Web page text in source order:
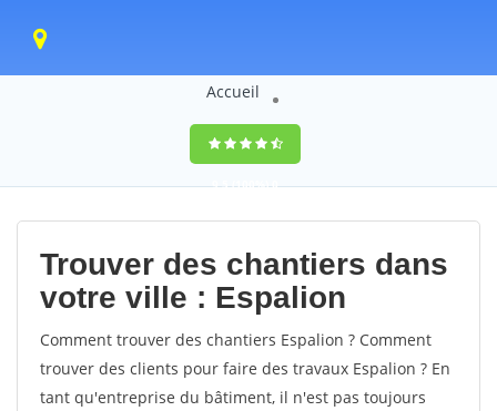
Accueil
9,5(100%)0
votes
Trouver des chantiers dans
votre ville : Espalion
Comment trouver des chantiers Espalion ? Comment
trouver des clients pour faire des travaux Espalion ? En
tant qu'entreprise du bâtiment, il n'est pas toujours